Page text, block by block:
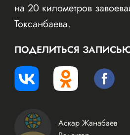
на 20 километров
Токсанбаева.
ПОДЕЛИТЬСЯ
Аскар Жанабаев